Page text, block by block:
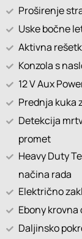
Proširenje
Uske bočne
Aktivna
Konzola s
12 V Aux
Prednja kuka
Detekcija
promet
Heavy Duty
načina rada
Električno
Ebony krovna
Daljinsko